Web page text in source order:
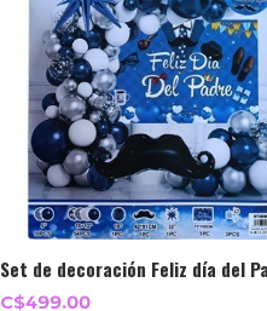
Set de decoración Feliz día del
C$499.00